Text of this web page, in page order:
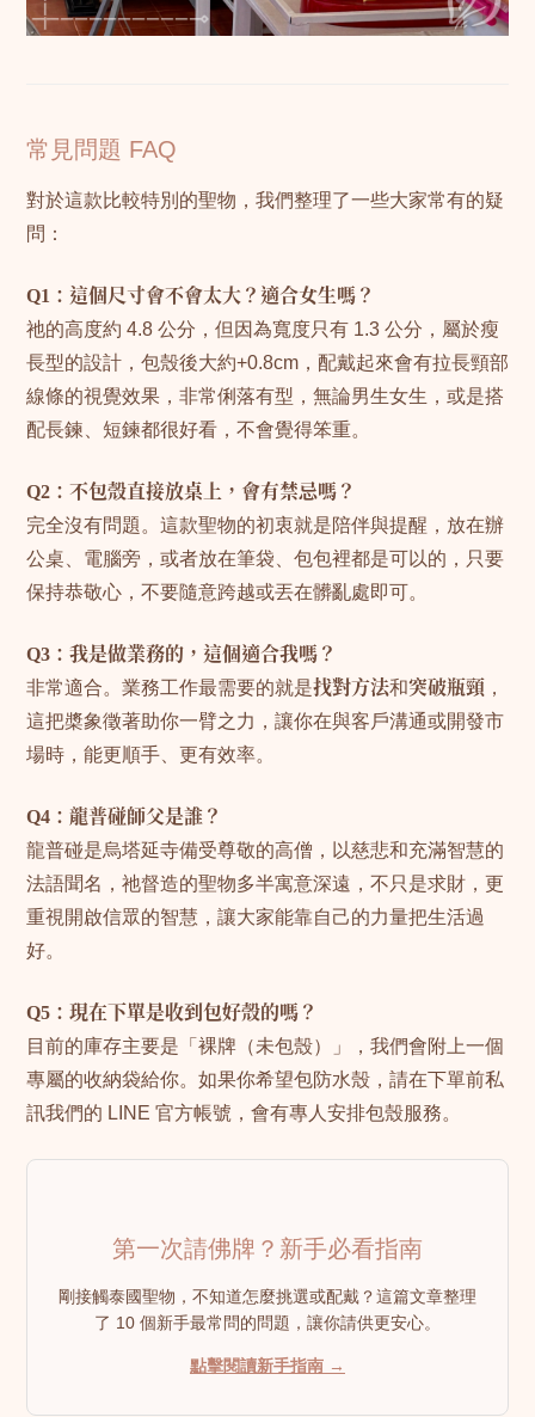
常見問題 FAQ
對於這款比較特別的聖物，我們整理了一些大家常有的疑
問：
Q1：這個尺寸會不會太大？適合女生嗎？
祂的高度約 4.8 公分，但因為寬度只有 1.3 公分，屬於瘦
長型的設計，包殼後大約+0.8cm，配戴起來會有拉長頸部
線條的視覺效果，非常俐落有型，無論男生女生，或是搭
配長鍊、短鍊都很好看，不會覺得笨重。
Q2：不包殼直接放桌上，會有禁忌嗎？
完全沒有問題。這款聖物的初衷就是陪伴與提醒，放在辦
公桌、電腦旁，或者放在筆袋、包包裡都是可以的，只要
保持恭敬心，不要隨意跨越或丟在髒亂處即可。
Q3：我是做業務的，這個適合我嗎？
非常適合。業務工作最需要的就是找對方法和突破瓶頸 ，
這把槳象徵著助你一臂之力，讓你在與客戶溝通或開發市
場時，能更順手、更有效率。
Q4：龍普碰師父是誰？
龍普碰是烏塔延寺備受尊敬的高僧，以慈悲和充滿智慧的
法語聞名，祂督造的聖物多半寓意深遠，不只是求財，更
重視開啟信眾的智慧，讓大家能靠自己的力量把生活過
好。
Q5：現在下單是收到包好殼的嗎？
目前的庫存主要是「裸牌（未包殼）」，我們會附上一個
專屬的收納袋給你。如果你希望包防水殼，請在下單前私
訊我們的 LINE 官方帳號，會有專人安排包殼服務。
第一次請佛牌？新手必看指南
剛接觸泰國聖物，不知道怎麼挑選或配戴？這篇文章整理
了 10 個新手最常問的問題，讓你請供更安心。
點擊閱讀新手指南 →